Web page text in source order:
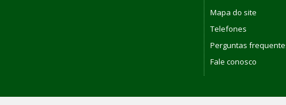
Mapa do site
Telefones
Perguntas
Fale conosco